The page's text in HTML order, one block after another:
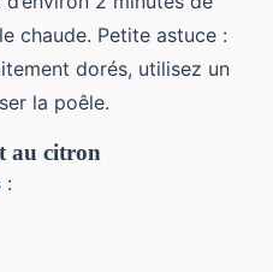
chaude. Petite astuce :
dorés, utilisez un
la poêle.
au citron
: